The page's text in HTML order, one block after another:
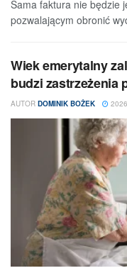
Sama faktura nie będzie
pozwalającym obronić
Wiek emerytalny
budzi zastrzeżenia
AUTOR DOMINIK BOŻEK